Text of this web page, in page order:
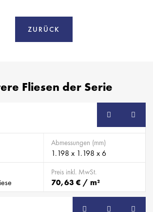
ZURÜCK
Fliesen der Serie
Abmessungen (mm)
1.198 x 1.198 x 6
Preis inkl. MwSt.
70,63 € / m²